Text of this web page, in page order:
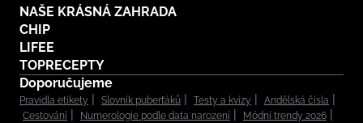
NAŠE KRÁSNÁ ZAHRADA
CHIP
LIFEE
TOPRECEPTY
Doporučujeme
Pravidla etikety Slovník puberťáků Testy a kvízy
Andělská čísla
Cestování
Numerologie podle data narození
Módní trendy 2026